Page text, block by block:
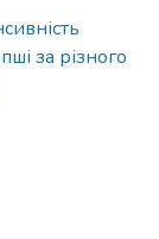
за різного